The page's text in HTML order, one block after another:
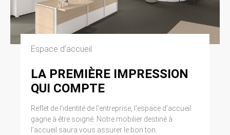
Espace d’accueil
LA PREMIÈRE IMPRESSION
QUI COMPTE
Reflet de l'identité de l'entreprise, l'espace d'accueil
gagne à être soigné. Notre mobilier destiné à
l’accueil saura vous assurer le bon ton.
modifiée par la loi n° 2004-801 du 6 août 2004
relative à l’informatique, aux fichiers et aux
libertés. Loi n° 2004-575 du 21 juin 2004 pour
la confiance dans l’économie numérique.
11. LEXIQUE.
Utilisateur : Internaute se connectant, utilisant
le site susnommé. Informations personnelles :
forme que ce soit, directement ou non,
l’identification des personnes physiques
auxquelles elles s’appliquent » (article 4 de la